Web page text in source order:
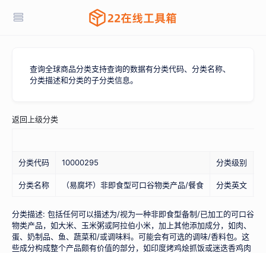
查询全球商品分类支持查询的数据有分类代码、分类名称、
分类描述和分类的子分类信息。
返回上级分类
分类代码 10000295 分类级别
分类名称 （易腐坏）非即食型可口谷物类产品/餐食 分类英文
分类描述: 包括任何可以描述为/视为一种非即食型备制/已加工的可口谷
物类产品，如大米、玉米粥或阿拉伯小米，加上其他添加成分，如肉、
蛋、奶制品、鱼、蔬菜和/或调味料。可能会有可选的调味/香料包。这
些成分构成整个产品颇有价值的部分，如印度烤鸡烩抓饭或迷迭香鸡肉